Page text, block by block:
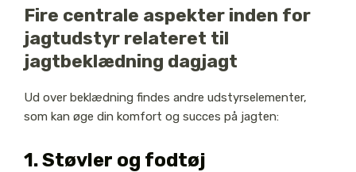
Fire centrale aspekter inden for
jagtudstyr relateret til
jagtbeklædning dagjagt
Ud over beklædning findes andre udstyrselementer,
som kan øge din komfort og succes på jagten:
1. Støvler og fodtøj